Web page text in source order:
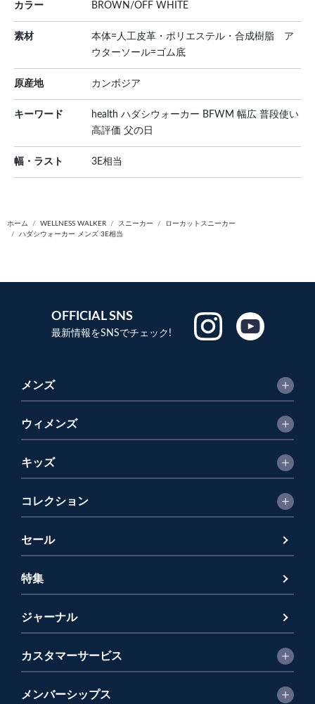
カラー BROWN/OFF WHITE
素材
本体=人工皮革・ポリエステル・合成樹脂 ア
ウターソール=ゴム底
原産地 カンボジア
キーワード
health ハダシウォーカー BFWM 幅広 普段使い
高評価 父の日
幅・ラスト 3E相当
ホーム WELLNESS WALKER スニーカー
ローカットスニーカー
ハダシウォーカー メンズ 3E相当
OFFICIAL SNS
最新情報をSNSでチェック!
メンズ
ウィメンズ
キッズ
コレクション
セール
特集
ジャーナル
カスタマーサービス
メンバーシップス